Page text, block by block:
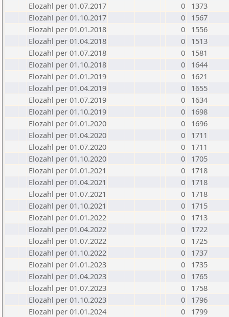
Elozahl per 01.07.2017
0
1373
Elozahl per 01.10.2017
0
1567
Elozahl per 01.01.2018
0
1556
Elozahl per 01.04.2018
0
1513
Elozahl per 01.07.2018
0
1581
Elozahl per 01.10.2018
0
1644
Elozahl per 01.01.2019
0
1621
Elozahl per 01.04.2019
0
1655
Elozahl per 01.07.2019
0
1634
Elozahl per 01.10.2019
0
1698
Elozahl per 01.01.2020
0
1696
Elozahl per 01.04.2020
0
1711
Elozahl per 01.07.2020
0
1711
Elozahl per 01.10.2020
0
1705
Elozahl per 01.01.2021
0
1718
Elozahl per 01.04.2021
0
1718
Elozahl per 01.07.2021
0
1718
Elozahl per 01.10.2021
0
1715
Elozahl per 01.01.2022
0
1713
Elozahl per 01.04.2022
0
1722
Elozahl per 01.07.2022
0
1725
Elozahl per 01.10.2022
0
1737
Elozahl per 01.01.2023
0
1735
Elozahl per 01.04.2023
0
1765
Elozahl per 01.07.2023
0
1758
Elozahl per 01.10.2023
0
1796
Elozahl per 01.01.2024
0
1799